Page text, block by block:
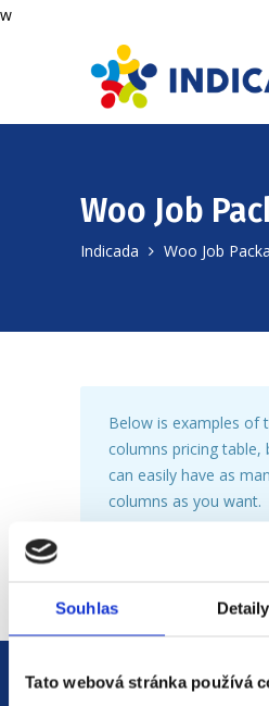
Souhlas Detaily
Tato webová stránka používá
w
Woo Job
Indicada Woo Job
Below is examples of
columns pricing table,
can easily have as
columns as you want.
Three Tables